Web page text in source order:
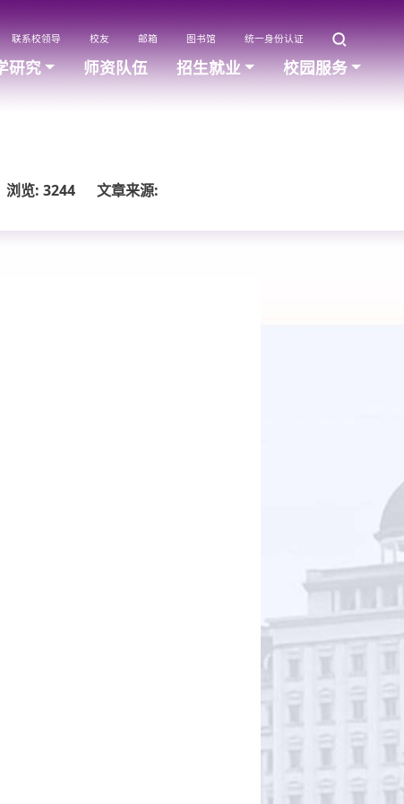
联系校领导 校友 邮箱 图书馆 统一身份认证
研究 师资队伍 招生就业 校园服务
浏览: 3244 文章来源: